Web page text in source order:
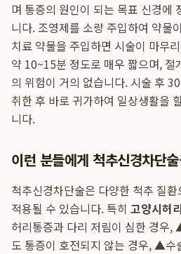
며 통증의 원인이 되는 목표 신경에
니다. 조영제를 소량 주입하여 약물
치료 약물을 주입하면 시술이 마무
약 10~15분 정도로 매우 짧으며, 절
의 위험이 거의 없습니다. 시술 후
취한 후 바로 귀가하여 일상생활을
니다.
이런 분들에게 척추신경차단
척추신경차단술은 다양한 척추 질
적용될 수 있습니다. 특히 고양시허
허리통증과 다리 저림이 심한 경우,
도 통증이 호전되지 않는 경우, ▲수